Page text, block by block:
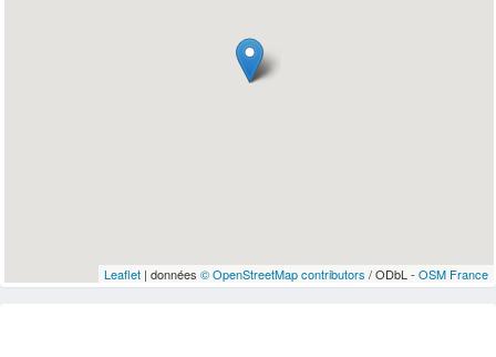
Leaflet| données © OpenStreetMap contributors / ODbL - OSM France